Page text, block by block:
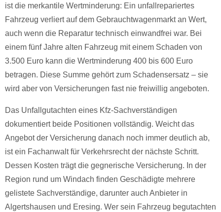
ist die merkantile Wertminderung: Ein unfallrepariertes
Fahrzeug verliert auf dem Gebrauchtwagenmarkt an Wert,
auch wenn die Reparatur technisch einwandfrei war. Bei
einem fünf Jahre alten Fahrzeug mit einem Schaden von
3.500 Euro kann die Wertminderung 400 bis 600 Euro
betragen. Diese Summe gehört zum Schadensersatz – sie
wird aber von Versicherungen fast nie freiwillig angeboten.
Das Unfallgutachten eines Kfz-Sachverständigen
dokumentiert beide Positionen vollständig. Weicht das
Angebot der Versicherung danach noch immer deutlich ab,
ist ein Fachanwalt für Verkehrsrecht der nächste Schritt.
Dessen Kosten trägt die gegnerische Versicherung. In der
Region rund um Windach finden Geschädigte mehrere
gelistete Sachverständige, darunter auch Anbieter in
Algertshausen und Eresing. Wer sein Fahrzeug begutachten